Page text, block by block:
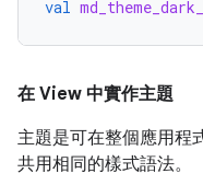
val
在 View 中實作主題
主題是可在整個應用程
共用相同的樣式語法。